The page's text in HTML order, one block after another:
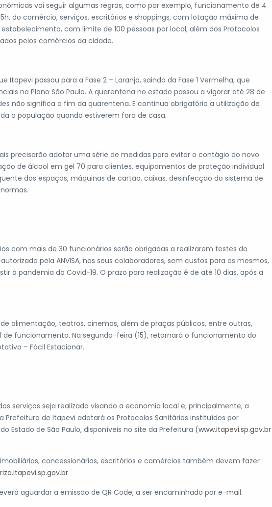
vai seguir algumas regras, como por exemplo, funcionamento de 4
do comércio, serviços, escritórios e shoppings, com lotação máxima de
com limite de 100 pessoas por local, além dos Protocolos
pelos comércios da cidade.
Itapevi passou para a Fase 2 – Laranja, saindo da Fase 1 Vermelha, que
no Plano São Paulo. A quarentena no estado passou a vigorar até 28 de
não significa o fim da quarentena. E continua obrigatório a utilização de
a população quando estiverem fora de casa.
precisarão adotar uma série de medidas para evitar o contágio do novo
de álcool em gel 70 para clientes, equipamentos de proteção individual
dos espaços, máquinas de cartão, caixas, desinfecção do sistema de
com mais de 30 funcionários serão obrigadas a realizarem testes do
pela ANVISA, nos seus colaboradores, sem custos para os mesmos,
à pandemia da Covid-19. O prazo para realização é de até 10 dias, após a
alimentação, teatros, cinemas, além de praças públicos, entre outras,
funcionamento. Na segunda-feira (15), retornará o funcionamento do
– Fácil Estacionar.
serviços seja realizada visando a economia local e, principalmente, a
Prefeitura de Itapevi adotará os Protocolos Sanitários instituídos por
Estado de São Paulo, disponíveis no site da Prefeitura (www.itapevi.sp.gov.br
concessionárias, escritórios e comércios também devem fazer
aguardar a emissão de QR Code, a ser encaminhado por e-mail.